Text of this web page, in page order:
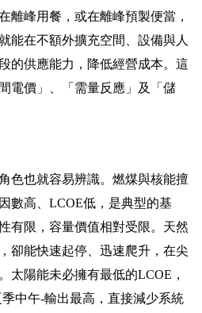
離峰用餐，或在離峰預製便當，
能在不額外擴充空間、設備與人
的供應能力，降低經營成本。這
電價」、「需量反應」及「儲
色也就容易辨識。燃煤與核能擅
數高、LCOE低，是典型的基
有限，容量價值相對受限。天然
卻能快速起停、迅速爬升，在尖
太陽能未必擁有最低的LCOE，
中午-輸出最高，直接減少系統